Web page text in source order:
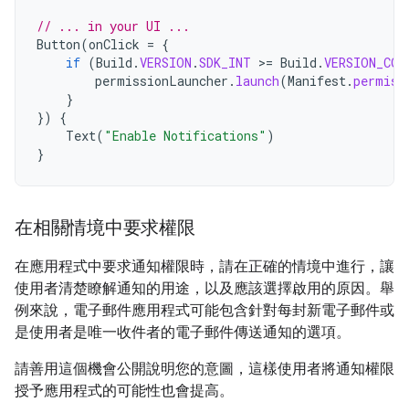
// ... in your UI ...
Button(onClick = {
if (Build .VERSION .SDK_INT >= Build .
permissionLauncher . launch(Manifest.
}
})
{
Text( "Enable Notifications" )
}
在相關情境中要求權限
在應用程式中要求通知權限時，請在正確的情境中進行，讓
使用者清楚瞭解通知的用途，以及應該選擇啟用的原因。舉
例來說，電子郵件應用程式可能包含針對每封新電子郵件或
是使用者是唯一收件者的電子郵件傳送通知的選項。
請善用這個機會公開說明您的意圖，這樣使用者將通知權限
授予應用程式的可能性也會提高。